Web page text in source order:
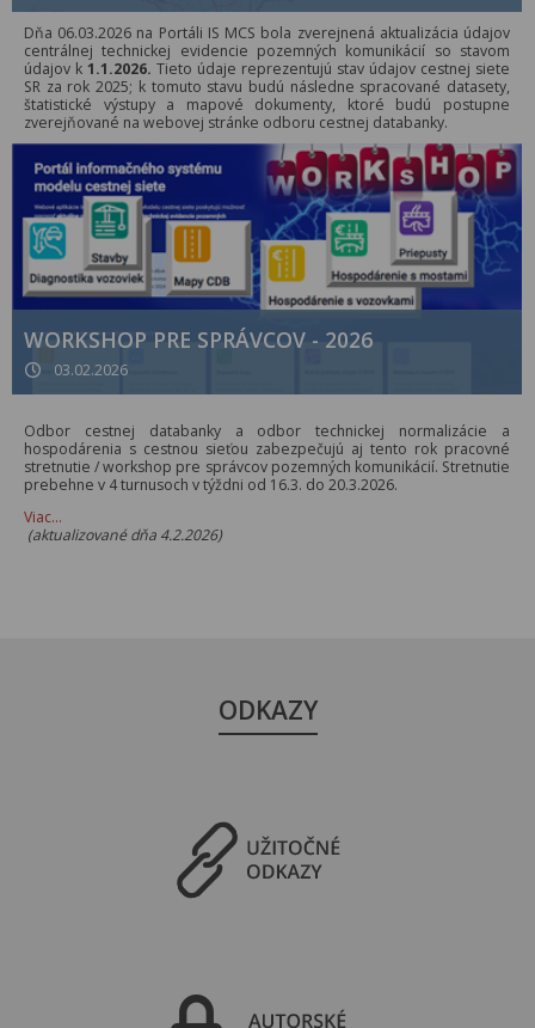
Dňa 06.03.2026 na Portáli IS MCS bola zverejnená aktualizácia údajov
centrálnej technickej evidencie pozemných komunikácií so stavom
údajov k 1.1.2026. Tieto údaje reprezentujú stav údajov cestnej siete
SR za rok 2025; k tomuto stavu budú následne spracované datasety,
štatistické výstupy a mapové dokumenty, ktoré budú postupne
zverejňované na webovej stránke odboru cestnej databanky.
WORKSHOP PRE SPRÁVCOV - 2026
03.02.2026
Odbor cestnej databanky a odbor technickej normalizácie a
hospodárenia s cestnou sieťou zabezpečujú aj tento rok pracovné
stretnutie / workshop pre správcov pozemných komunikácií. Stretnutie
prebehne v 4 turnusoch v týždni od 16.3. do 20.3.2026.
Viac…
(aktualizované dňa 4.2.2026)
ODKAZY